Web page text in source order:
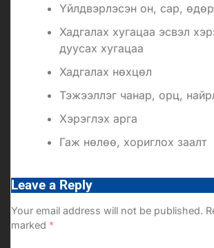
Үйлдвэрлэсэн он, сар, өдөр
Хадгалах хугацаа эсвэл
дуусах хугацаа
Хадгалах нөхцөл
Тэжээллэг чанар, орц,
Хэрэглэх арга
Гаж нөлөө, хориглох заалт
Leave a Reply
Your email address will not be published.
marked *